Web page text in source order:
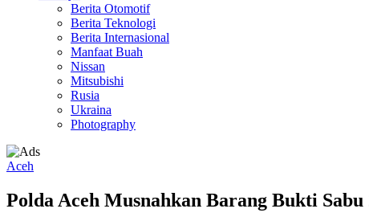
Berita Otomotif
Berita Teknologi
Berita Internasional
Manfaat Buah
Nissan
Mitsubishi
Rusia
Ukraina
Photography
Aceh
Polda Aceh Musnahkan Barang Bukti